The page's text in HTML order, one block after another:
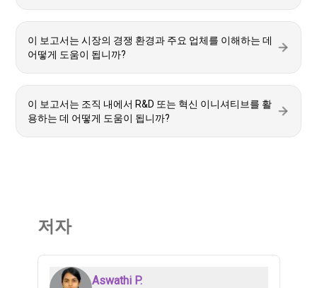
이 보고서는 시장의 경쟁 환경과 주요 업체를 이해하는 데
어떻게 도움이 됩니까?
이 보고서는 조직 내에서 R&D 또는 혁신 이니셔티브를 활
용하는 데 어떻게 도움이 됩니까?
저자
Aswathi P.